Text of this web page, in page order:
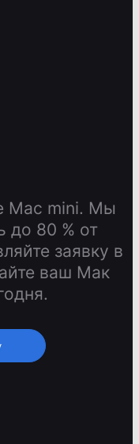
Mac mini. Мы
до 80 % от
заявку в
ваш Мак